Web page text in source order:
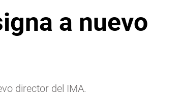
a nuevo
director del IMA.